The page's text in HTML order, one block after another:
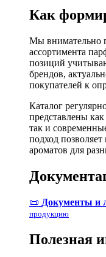
Как
Мы внимательно
ассортимента
позиций
брендов,
покупателей к
Каталог
представлены
так и
подход
ароматов для
📜 Документы и
продукцию
Полезная